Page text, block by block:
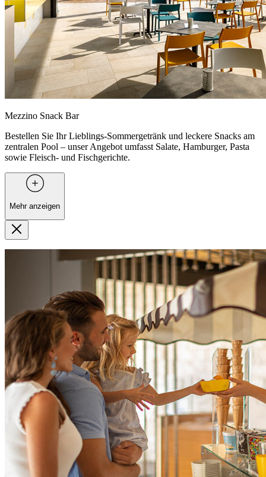
Mezzino Snack Bar
Bestellen Sie Ihr Lieblings-Sommergetränk und leckere Snacks am
zentralen Pool – unser Angebot umfasst Salate, Hamburger, Pasta
sowie Fleisch- und Fischgerichte.
Mehr anzeigen